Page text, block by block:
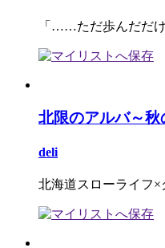
「……ただ歩んだだ
北限のアルバ～秋
deli
北海道スローライフ